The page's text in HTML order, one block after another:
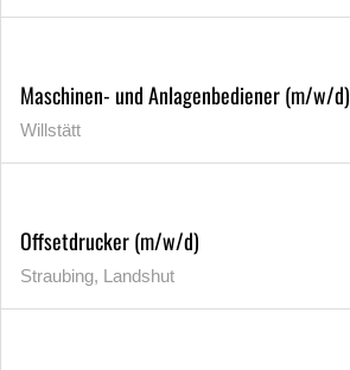
Maschinen- und Anlagenbediener (m/w/d)
Willstätt
Offsetdrucker (m/w/d)
Straubing, Landshut